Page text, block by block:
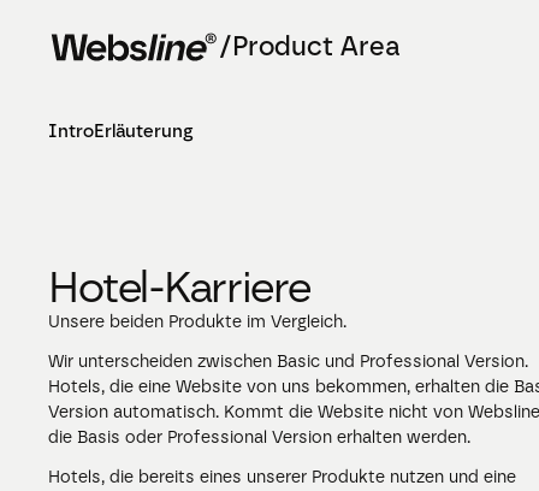
/Product Area
IntroErläuterung
Hotel-Karriere
Unsere beiden Produkte im Vergleich.
Wir unterscheiden zwischen Basic und Professional Version.
Hotels, die eine Website von uns bekommen, erhalten die
Version automatisch. Kommt die Website nicht von
die Basis oder Professional Version erhalten werden.
Hotels, die bereits eines unserer Produkte nutzen und eine